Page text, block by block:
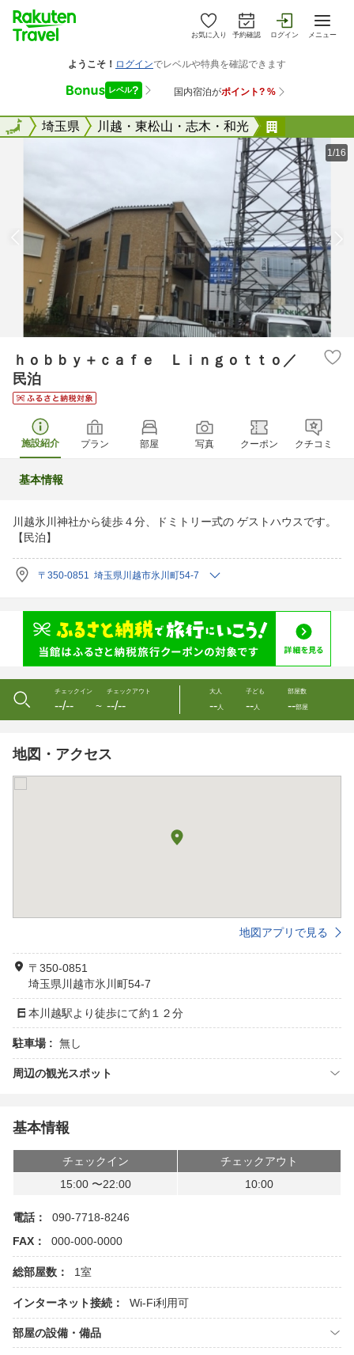
お気に入り 予約確認 ログイン メニュー
全国埼玉県 川越・東松山・志木・和光
全国
1/16
ｈｏｂｂｙ＋ｃａｆｅ Ｌｉｎｇｏｔｔｏ／
民泊
施設紹介 プラン 部屋 写真 クーポン クチコミ
基本情報
川越氷川神社から徒歩４分、ドミトリー式の ゲストハウスです。
【民泊】
〒350-0851 埼玉県川越市氷川町54-7
チェックイン
--/-- 〜
チェックアウト
--/--
大人
--人
子ども
--人
部屋数
--部屋
地図・アクセス
地図アプリで見る
〒350-0851
埼玉県川越市氷川町54-7
本川越駅より徒歩にて約１２分
駐車場 : 無し
周辺の観光スポット
基本情報
チェックイン
チェックアウト
15:00 〜22:00
10:00
電話：
090-7718-8246
FAX：
000-000-0000
総部屋数： 1室
インターネット接続： Wi-Fi利用可
部屋の設備・備品